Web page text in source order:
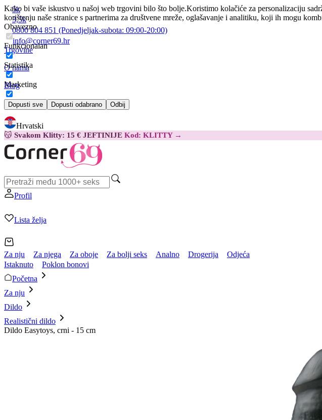
Kako bi vaše iskustvo u našoj web trgovini bilo što bolje.Koristimo kolačiće za personalizaciju
korištenju naše stranice s partnerima za društvene mreže, oglašavanje i analitiku, koji ih mogu
Obavezno
Funkcionalan
Statistika
Marketing
Dopusti sve Dopusti odabrano Odbij
5k
3,5k
0800 804 851 (Ponedjeljak-subota: 09:00-20:00)
info@corner69.hr
Trgovine
O nama
Blog
Kontakt
Hrvatski
😽 Svakom Klitty: 15 € JEFTINIJE Kod: KLITTY →
Profil
Lista želja
Za nju Za njega Za oboje Za bolji seks Analno Drogerija
Odjeća
Istaknuto
Poklon bonovi
Početna
Za nju
Dildo
Realistični dildo
Dildo Easytoys, crni - 15 cm